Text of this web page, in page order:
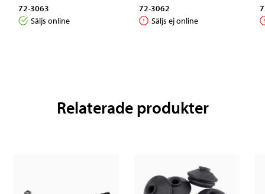
72-3063
Säljs online
72-3062
Säljs ej online
Relaterade produkter